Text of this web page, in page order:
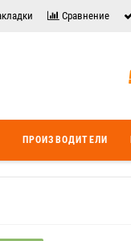
Сравнение
ПРОИЗВОДИТЕЛИ